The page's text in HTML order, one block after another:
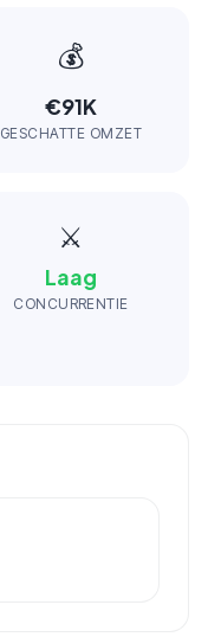
💰
€91K
GESCHATTE OMZET
⚔️
Laag
CONCURRENTIE